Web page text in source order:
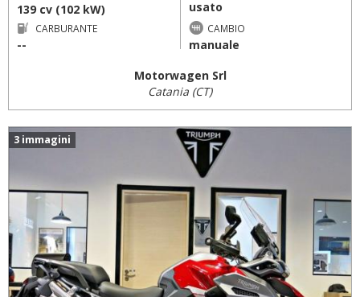
139 cv (102 kW) usato
CARBURANTE
--
CAMBIO
manuale
Motorwagen Srl
Catania (CT)
3 immagini